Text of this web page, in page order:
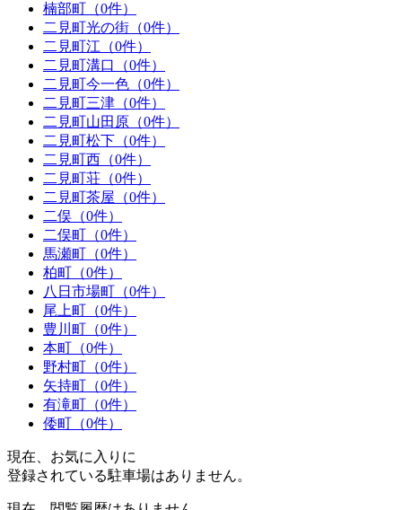
楠部町（0件）
二見町光の街（0件）
二見町江（0件）
二見町溝口（0件）
二見町今一色（0件）
二見町三津（0件）
二見町山田原（0件）
二見町松下（0件）
二見町西（0件）
二見町荘（0件）
二見町茶屋（0件）
二俣（0件）
二俣町（0件）
馬瀬町（0件）
柏町（0件）
八日市場町（0件）
尾上町（0件）
豊川町（0件）
本町（0件）
野村町（0件）
矢持町（0件）
有滝町（0件）
倭町（0件）
現在、お気に入りに
登録されている駐車場はありません。